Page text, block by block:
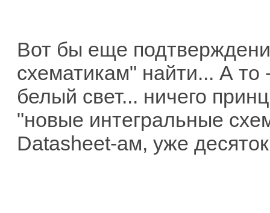
Вот бы еще
схематикам" найти... А то
белый свет... ничего
"новые интегральные
Datasheet-ам, уже